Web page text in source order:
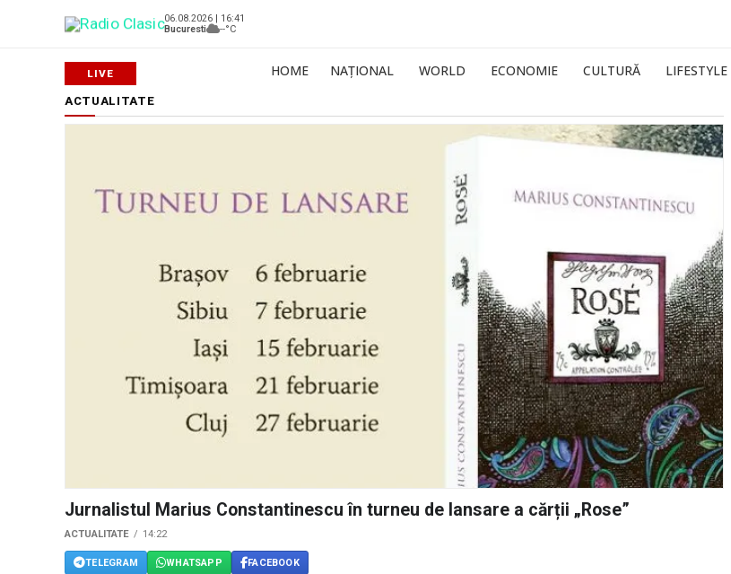
06.08.2026 | 16:41
Bucuresti
--°C
HOME NAȚIONAL WORLD ECONOMIE CULTURĂ LIFESTYLE
ACTUALITATE
Jurnalistul Marius Constantinescu în turneu de lansare a cărții „Rose”
ACTUALITATE 14:22
TELEGRAM WHATSAPP FACEBOOK